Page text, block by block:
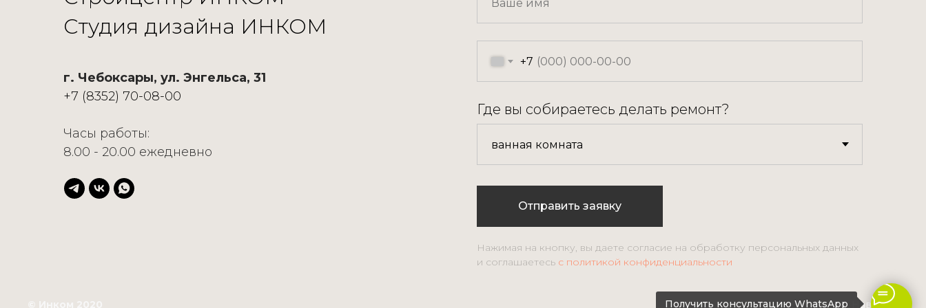
Получить консультацию WhatsApp
Студия дизайна ИНКОМ
г. Чебоксары, ул. Энгельса, 31
+7 (8352) 70-08-00
Часы работы:
8.00 - 20.00 ежедневно
+7
Где вы собираетесь делать ремонт?
Отправить заявку
Нажимая на кнопку, вы даете согласие на обработку персональных данных
и соглашаетесь c политикой конфиденциальности
Наверх